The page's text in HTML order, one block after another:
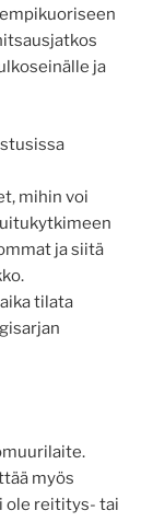
ja
mihin voi
ja siitä
tilata
myös
ole reititys- tai